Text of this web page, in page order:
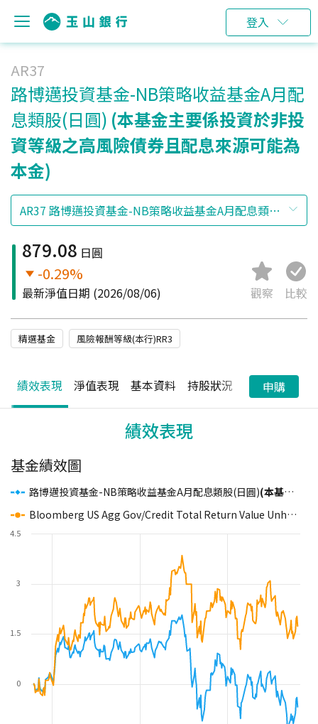
登入
AR37
路博邁投資基金-NB策略收益基金A月配
息類股(日圓) (本基金主要係投資於非投
資等級之高風險債券且配息來源可能為
本金)
879.08 日圓
-0.29%
最新淨值日期 (2026/08/06) 觀察 比較
精選基金 風險報酬等級(本行)RR3
績效表現 淨值表現 基本資料 持股狀況 配息狀況
申購
績效表現
基金績效圖
路博邁投資基金-NB策略收益基金A月配息類股(日圓)(本基金主要係投資於非投資等級之高風險債券且配息來源可能為本金)
Bloomberg US Agg Gov/Credit Total Return Value Unhedged USD
0
1.5
3
4.5